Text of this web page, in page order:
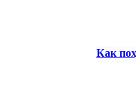
Как